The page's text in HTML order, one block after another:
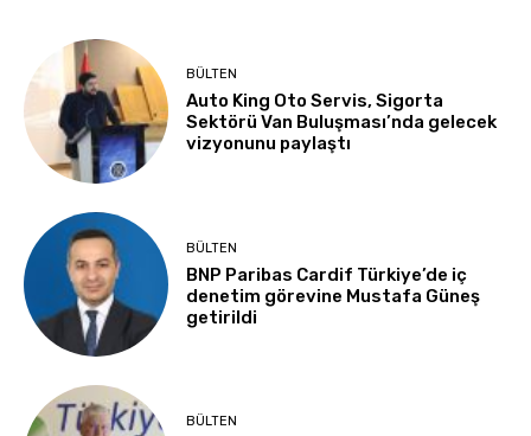
BÜLTEN
Auto King Oto Servis, Sigorta
Sektörü Van Buluşması’nda gelecek
vizyonunu paylaştı
BÜLTEN
BNP Paribas Cardif Türkiye’de iç
denetim görevine Mustafa Güneş
getirildi
BÜLTEN